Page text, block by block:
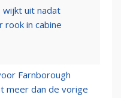
wijkt uit nadat
in cabine
Farnborough
meer dan de vorige